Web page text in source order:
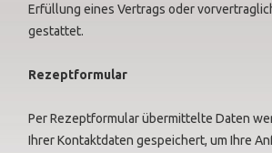
Erfüllung eines Vertrags oder
gestattet.
Rezeptformular
Per Rezeptformular übermittelte Daten
Ihrer Kontaktdaten gespeichert, um Ihre